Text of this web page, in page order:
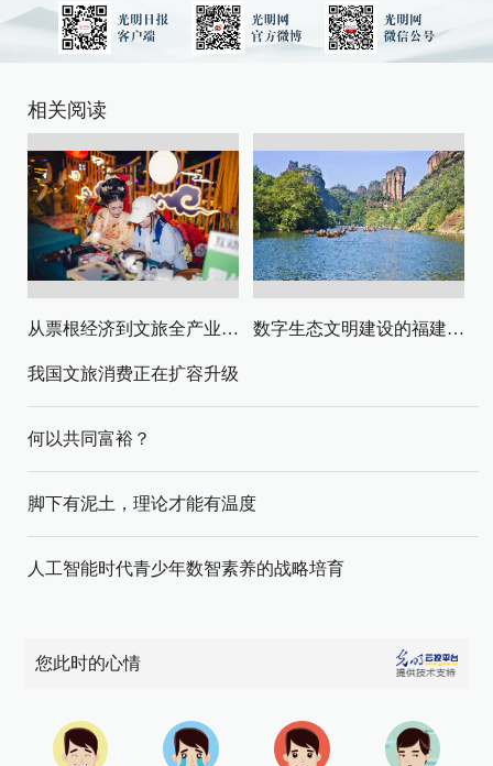
相关阅读
从票根经济到文旅全产业链升级 数字生态文明建设的福建路径与启示
我国文旅消费正在扩容升级
何以共同富裕？
脚下有泥土，理论才能有温度
人工智能时代青少年数智素养的战略培育
您此时的心情